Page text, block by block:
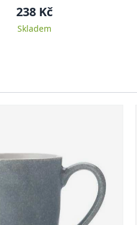
238 Kč
Skladem